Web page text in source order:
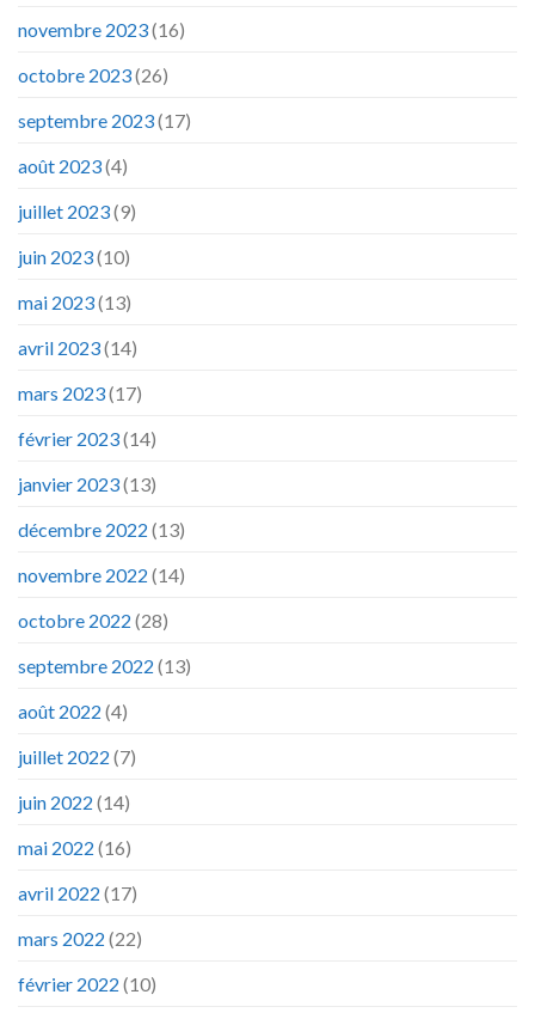
novembre 2023(16)
octobre 2023(26)
septembre 2023(17)
août 2023(4)
juillet 2023(9)
juin 2023(10)
mai 2023(13)
avril 2023(14)
mars 2023(17)
février 2023(14)
janvier 2023(13)
décembre 2022 (13)
novembre 2022 (14)
octobre 2022 (28)
septembre 2022 (13)
août 2022 (4)
juillet 2022 (7)
juin 2022 (14)
mai 2022 (16)
avril 2022 (17)
mars 2022 (22)
février 2022 (10)